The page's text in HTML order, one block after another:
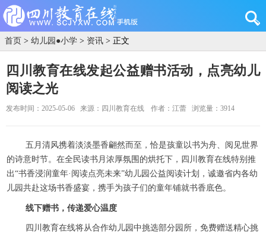
首页 > 幼儿园●小学 > 资讯 > 正文
四川教育在线发起公益赠书活动，点亮幼儿
阅读之光
发布时间：2025-05-06 来源：四川教育在线 作者：江蕾 浏览量：3914
五月清风携着淡淡墨香翩然而至，恰是孩童以书为舟、阅见世界
的诗意时节。在全民读书月浓厚氛围的烘托下，四川教育在线特别推
出“书香浸润童年·阅读点亮未来”幼儿园公益阅读计划，诚邀省内各幼
儿园共赴这场书香盛宴，携手为孩子们的童年铺就书香底色。
线下赠书，传递爱心温度
四川教育在线将从合作幼儿园中挑选部分园所，免费赠送精心挑